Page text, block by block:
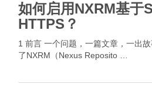
如何启用NXRM基于
HTTPS？
1 前言 一个问题，一篇文章，一出
了NXRM（Nexus Reposito …